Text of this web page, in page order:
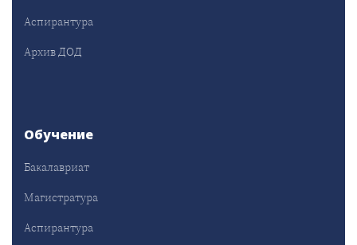
Аспирантура
Архив ДОД
Обучение
Бакалавриат
Магистратура
Аспирантура